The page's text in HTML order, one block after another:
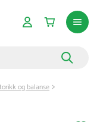
og balanse